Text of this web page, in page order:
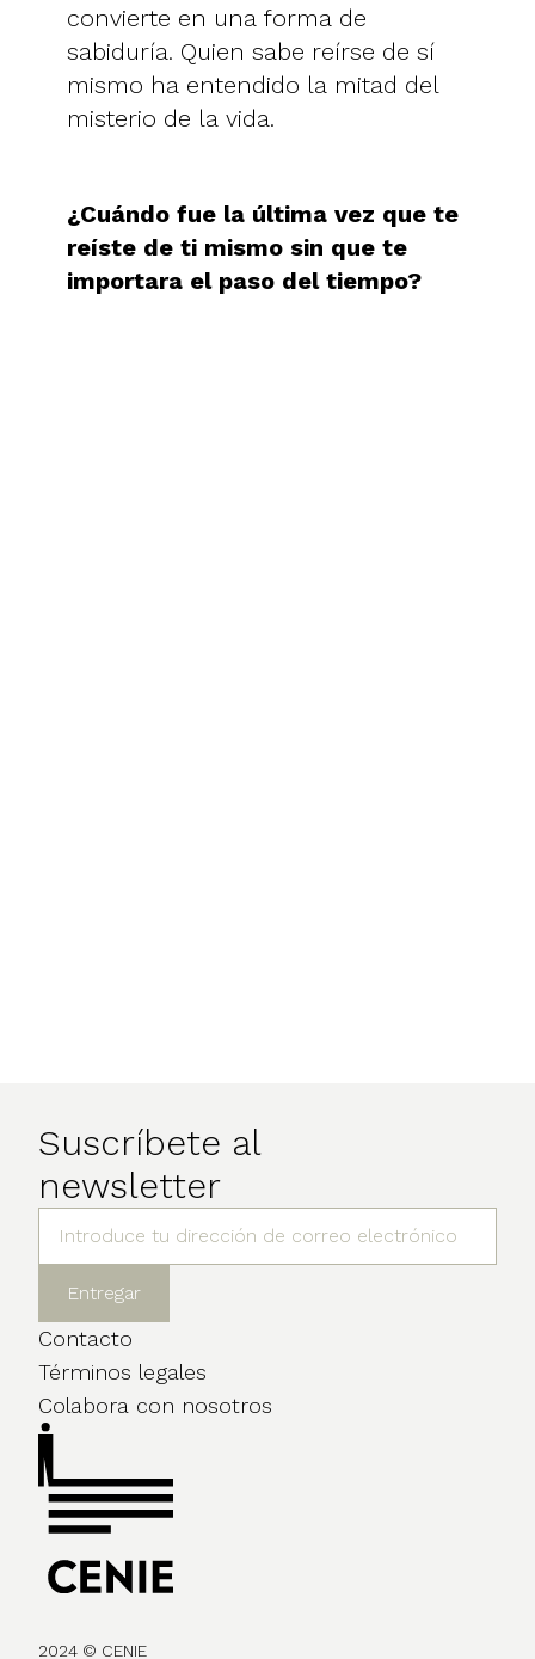
convierte en una forma de
sabiduría. Quien sabe reírse de sí
mismo ha entendido la mitad del
misterio de la vida.
¿Cuándo fue la última vez que te
reíste de ti mismo sin que te
importara el paso del tiempo?
Suscríbete al
newsletter
Contacto
Términos legales
Colabora con nosotros
2024 © CENIE